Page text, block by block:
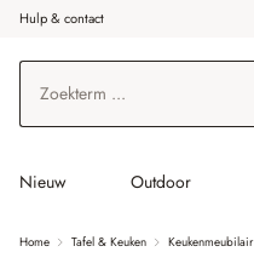
de hoofdinhoud
Ga naar zoeken
Ga naar de hoofdnavigatie
Hulp & contact
Nieuw Outdoor
Home Tafel & Keuken Keukenmeubilair